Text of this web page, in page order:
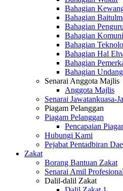
Bahagian
Bahagian
Bahagian
Bahagian
Bahagian
Bahagian Hal
Bahagian
Bahagian
Senarai Anggota Majlis
Anggota Majlis
Senarai
Piagam Pelanggan
Piagam Pelanggan
Pencapaian
Hubungi Kami
Pejabat Pentadbiran
Zakat
Borang Bantuan Zakat
Senarai Amil
Dalil-dalil Zakat